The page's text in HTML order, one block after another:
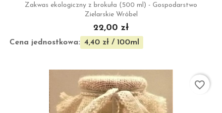
Zakwas ekologiczny z brokuła (500 ml) - Gospodarstwo
Zielarskie Wróbel
22,00 zł
Cena jednostkowa: 4,40 zł / 100ml
favorite_border